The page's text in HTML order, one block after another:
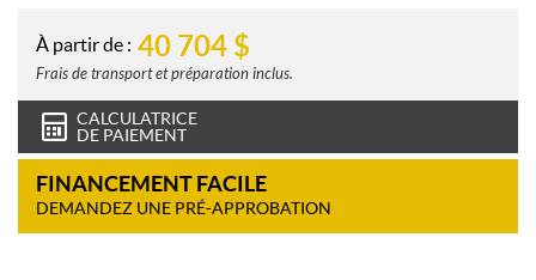
À partir de : 40 704 $
Frais de transport et préparation inclus.
CALCULATRICE
DE PAIEMENT
FINANCEMENT FACILE
DEMANDEZ UNE PRÉ-APPROBATION